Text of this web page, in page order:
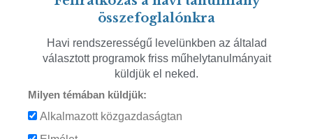
összefoglalónkra
Havi rendszerességű levelünkben az általad
választott programok friss műhelytanulmányait
küldjük el neked.
Milyen témában küldjük:
Alkalmazott közgazdaságtan